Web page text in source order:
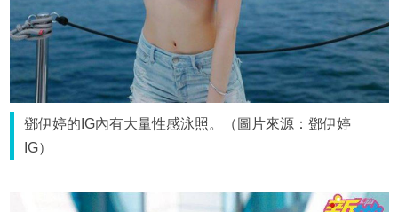
鄧伊婷的IG內有大量性感泳照。（圖片來源：鄧伊婷
IG）